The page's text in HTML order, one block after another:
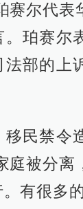
赛尔代表
。珀赛尔
法部的上
移民禁令
庭被分离
有很多